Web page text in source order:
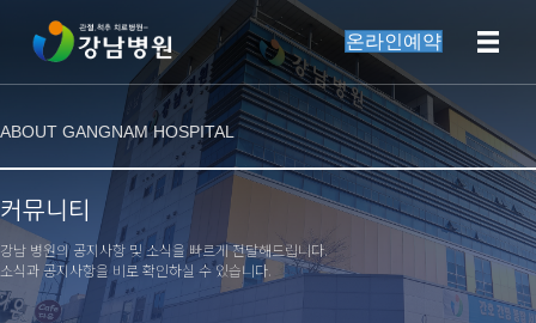
온라인예약
ABOUT GANGNAM HOSPITAL
커뮤니티
강남 병원의 공지사항 및 소식을 빠르게 전달해드립니다.
소식과 공지사항을 비로 확인하실 수 있습니다.